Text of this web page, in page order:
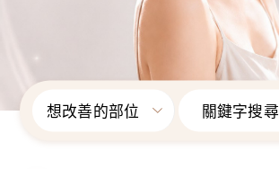
想改善的部位 關鍵字搜尋